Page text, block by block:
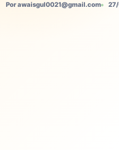
Por awaisgul0021@gmail.com